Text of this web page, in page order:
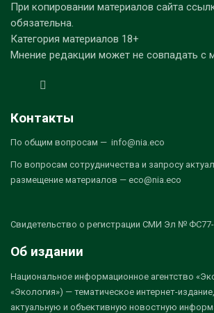
При копировании материалов сайта
обязательна.
Категория материалов 18+
Мнение редакции может не совпадать с
Контакты
По общим вопросам — info@nia.eco
По вопросам сотрудничества и запросу
размещение материалов — eco@nia.eco
Свидетельство о регистрации СМИ Эл №
Об издании
Национальное информационное агентство
«Экология») — тематическое интернет-
актуальную и объективную новостную